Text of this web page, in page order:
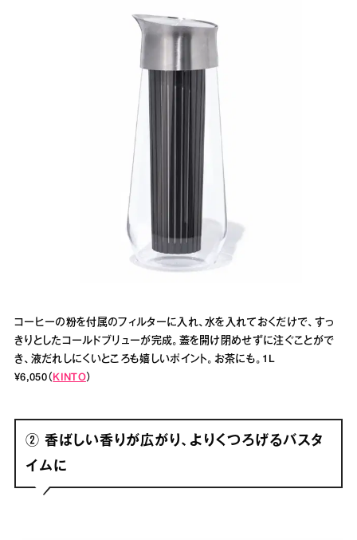
コーヒーの粉を付属のフィルターに入れ、水を入れておくだけで、すっ
きりとしたコールドブリューが完成。蓋を開け閉めせずに注ぐことがで
き、液だれしにくいところも嬉しいポイント。お茶にも。1L
¥6,050（ KINTO）
② 香ばしい香りが広がり、よりくつろげるバスタ
イムに